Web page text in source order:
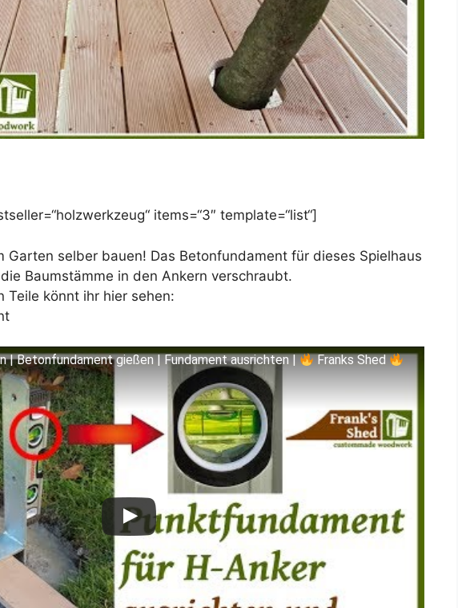
items=“3″ template=“list“]
Garten selber bauen! Das Betonfundament für dieses Spielhaus
Baumstämme in den Ankern verschraubt.
Teile könnt ihr hier sehen:
| Betonfundament gießen | Fundament ausrichten | Franks Shed
ansehen